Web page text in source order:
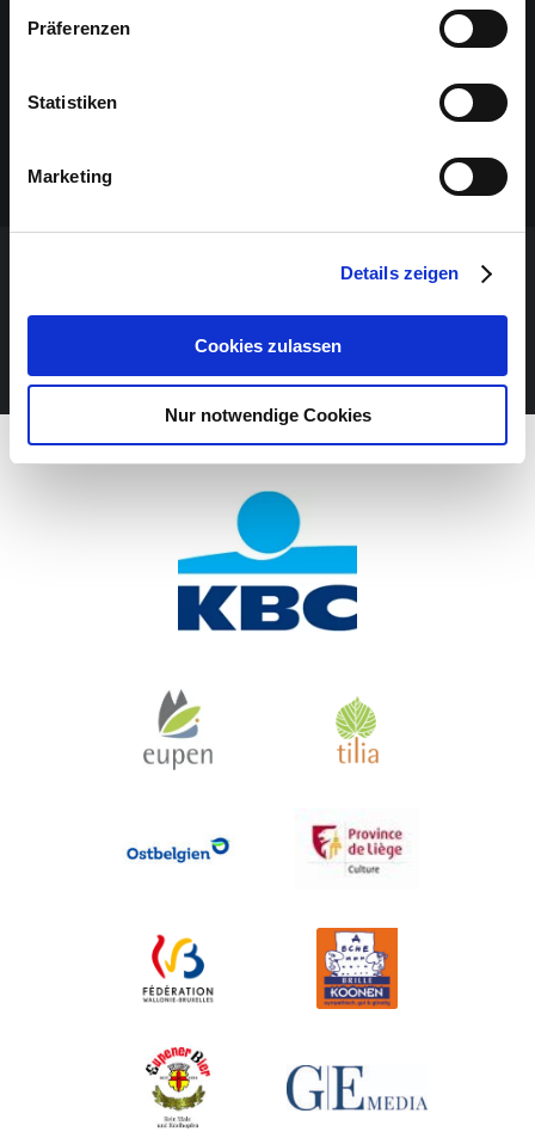
Präferenzen
Statistiken
Marketing
Details zeigen
Cookies zulassen
Nur notwendige Cookies
JETZT UNSEREN NEWSLETTER ABONNIEREN